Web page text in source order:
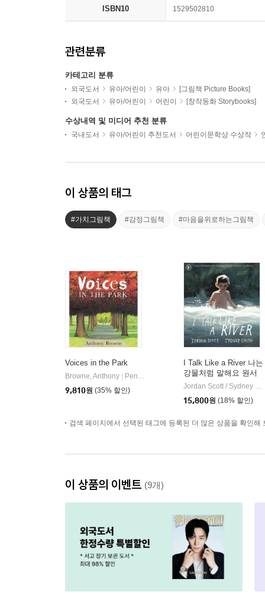
ISBN10 1529502810
관련분류
카테고리 분류
외국도서 유아/어린이 유아
[그림책 Picture Books]
외국도서
유아/어린이 어린이 [창작동화 Storybooks]
수상내역 및 미디어 추천 분류
국내도서 유아/어린이 추천도서 어린이문학상 수상작
이 상품의 태그
#가치그림책 #감정그림책 #마음을위로하는그림책
Voices in the Park
Browne, Anthony
Penguin Random House Children's UK
9,810원 (35% 할인)
I Talk Like a River 나는
강물처럼 말해요 원서
Jordan Scott / Sydney Smith (ILT)
15,800원 (18% 할인)
검색 페이지에서 선택된 태그에 등록된 더 많은 상품을 확인해
이 상품의 이벤트 (9개)